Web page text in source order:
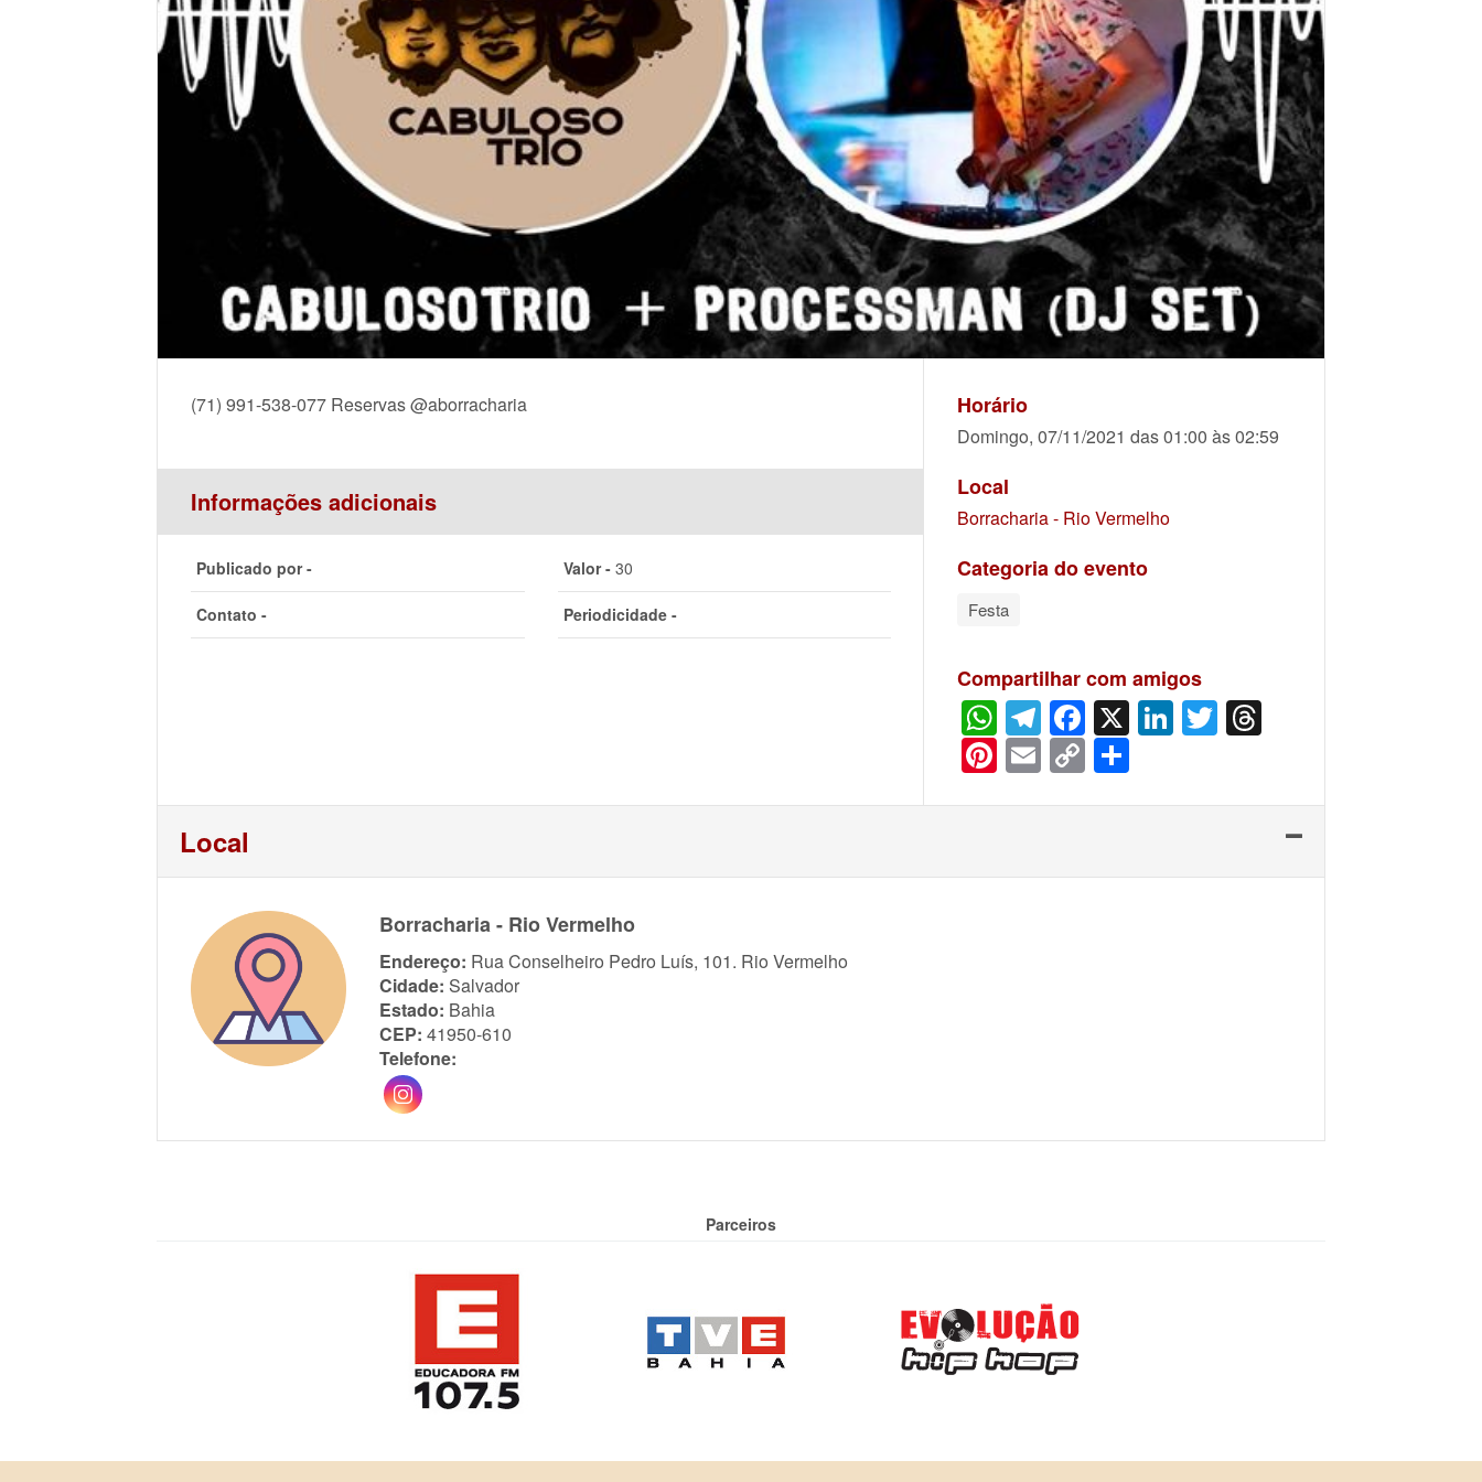
(71) 991-538-077 Reservas @aborracharia
Informações adicionais
Publicado por - Valor -30
Contato - Periodicidade -
Horário
Domingo, 07/11/2021 das 01:00 às 02:59
Local
Borracharia - Rio Vermelho
Categoria do evento
Festa
Compartilhar com amigos
WhatsApp
Telegram
Facebook
X LinkedIn
Twitter
Pinterest
Email
Copy
Link
Local
Borracharia - Rio Vermelho
Endereço: Rua Conselheiro Pedro Luís, 101. Rio Vermelho
Cidade: Salvador
Estado: Bahia
CEP: 41950-610
Telefone:
Parceiros